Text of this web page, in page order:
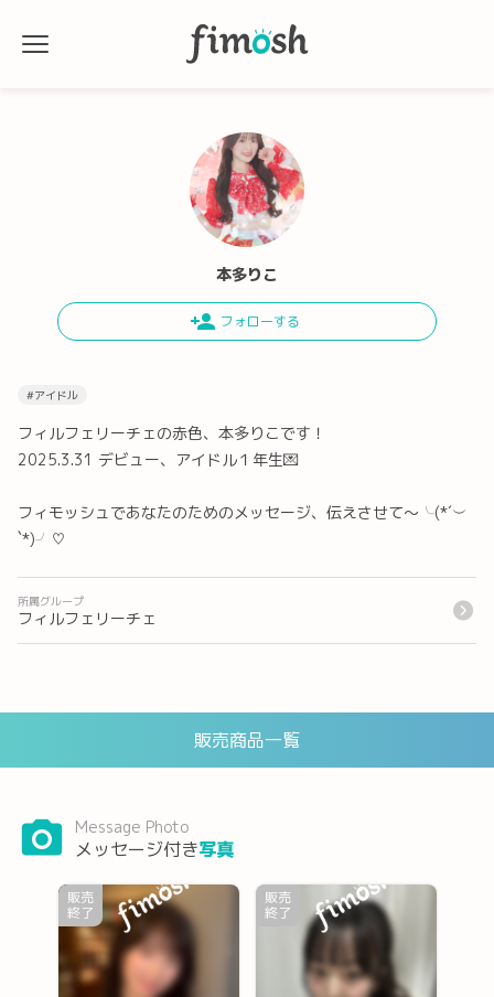
本多りこ
#アイドル
フィルフェリーチェの赤色、本多りこです！
2025.3.31 デビュー、アイドル１年生💌
フィモッシュであなたのためのメッセージ、伝えさせて〜╰(*´︶
`*)╯♡
所属グループ
フィルフェリーチェ
販売商品一覧
Message Photo
メッセージ付き写真
販売
終了
販売
終了